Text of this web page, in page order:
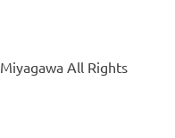
All Rights